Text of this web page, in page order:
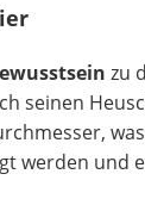
zu
seinen
werden und